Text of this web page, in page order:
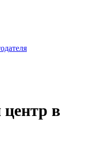
центр в